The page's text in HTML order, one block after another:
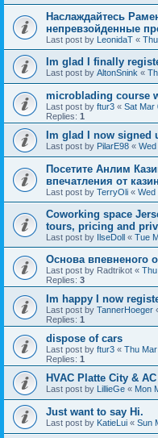
Наслаждайтесь
непревзойденные
Last post by LeonidaT «
Im glad I finally
Last post by AltonSnink «
microblading course
Last post by ftur3 « Sat Mar
Replies: 1
Im glad I now signed
Last post by PilarE98 «
Посетите Анлим
впечатления от
Last post by TerryOli « Wed
Coworking space
tours, pricing and
Last post by IlseDoll « Tue
Основа впевненого
Last post by Radtrikot «
Replies: 3
Im happy I now
Last post by TannerHoeger
Replies: 1
dispose of cars
Last post by ftur3 « Thu
Replies: 1
HVAC Platte City &
Last post by LillieGe « Mon
Just want to say Hi.
Last post by KatieLui « Sun